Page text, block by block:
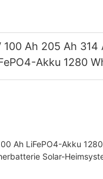
100 Ah 205 Ah 314
Akku 1280